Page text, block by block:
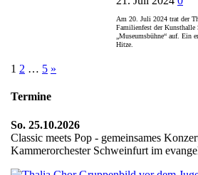
Am 20. Juli 2024 trat der
Familienfest der Kunsthalle
„Museumsbühne“ auf. Ein
Hitze.
Seitennummerierung
der
1 2 … 5 »
Termine
So. 25.10.2026
Classic meets Pop - gemeinsames
Kammerorchester Schweinfurt im